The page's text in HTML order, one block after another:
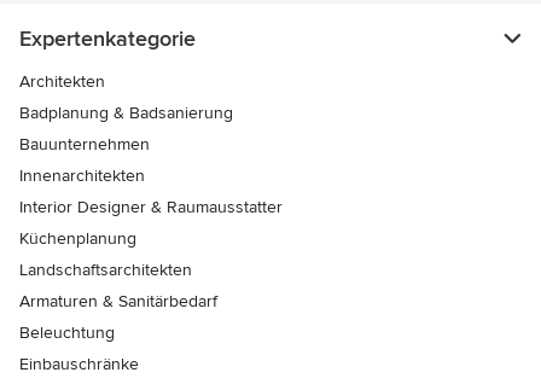
Expertenkategorie
Architekten
Badplanung & Badsanierung
Bauunternehmen
Innenarchitekten
Interior Designer & Raumausstatter
Küchenplanung
Landschaftsarchitekten
Armaturen & Sanitärbedarf
Beleuchtung
Einbauschränke